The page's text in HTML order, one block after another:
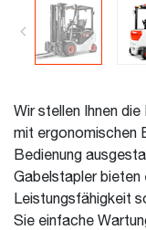
Wir stellen Ihnen
mit ergonomischen
Bedienung
Gabelstapler bieten
Leistungsfähigkeit
Sie einfache